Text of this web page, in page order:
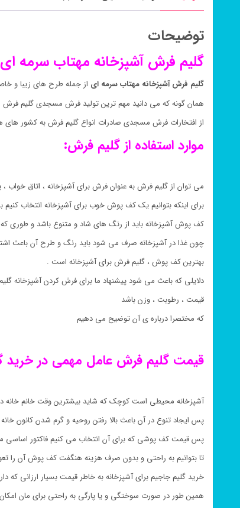
توضیحات
گلیم فرش آشپزخانه مهتاب سرمه ای
گلیم فرش آشپزخانه مهتاب سرمه ای از جمله طرح های زیبا و
همان گونه که می دانید مهم ترین تولید فرش مسجدی گلیم فرش
از افتخارات فرش مسجدی صادرات انواع گلیم فرش به کشور های
موارد استفاده از گلیم فرش:
می توان از گلیم فرش به عنوان فرش برای آشپزخانه ، اتاق خواب
برای اینکه بتوانیم یک کف پوش خوب برای آشپزخانه انتخاب کنیم
کف پوش آشپزخانه باید از رنگ های شاد و متنوع باشد و طوری
چون غذا در آشپزخانه صرف می شود باید رنگ و طرح آن باعث
بهترین کف پوش ، گلیم فرش برای آشپزخانه است .
دلایلی که باعث می شود پیشنهاد ما برای فرش کردن آشپزخانه
قیمت ، رطوبت ، وزن باشد
که مختصرا درباره ی آن توضیح می دهیم
قیمت گلیم فرش عامل مهمی در خرید
آشپزخانه محیطی است کوچک که شاید بیشترین وقت خانم خانه
پس ایجاد تنوع در آن باعث بالا رفتن روحیه و گرم شدن کانون
پس قیمت کف پوشی که برای آن انتخاب می کنیم فاکتور
تا بتوانیم به راحتی و بدون صرف هزینه هنگفت کف پوش آن را
خرید گلیم جاجیم برای آشپزخانه به خاطر قیمت بسیار ارزانی که
همین طور در صورت سوختگی و یا پارگی به راحتی برای مان